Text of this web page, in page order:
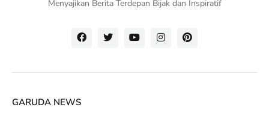
Menyajikan Berita Terdepan Bijak dan Inspiratif
GARUDA NEWS